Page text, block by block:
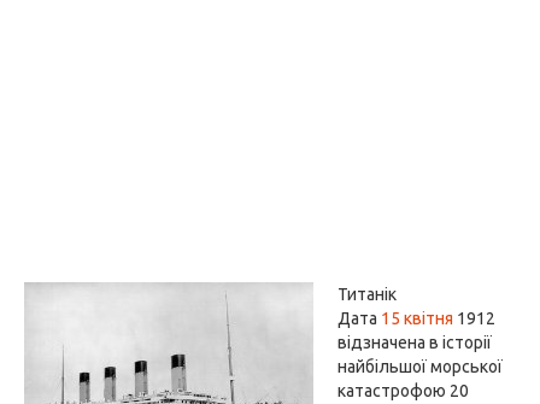
Титанік
Дата 15 квітня 1912
відзначена в історії
найбільшої морської
катастрофою 20